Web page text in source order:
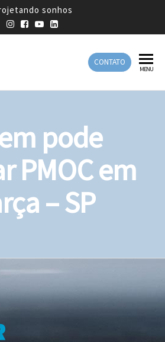
sonhos
Engenharia
Engenharia
CONTATO
MENU
pode
PMOC em
– SP